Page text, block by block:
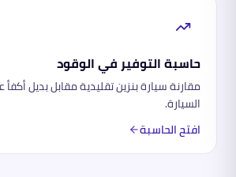
حاسبة التوفير في الوقود
مقارنة سيارة بنزين تقليدية مقابل بديل
السيارة.
افتح الحاسبة